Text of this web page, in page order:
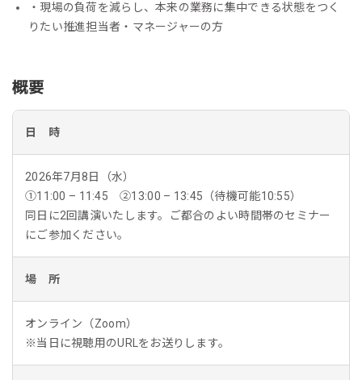
・現場の負荷を減らし、本来の業務に集中できる状態をつく
りたい推進担当者・マネージャーの方
概要
日 時
2026年7月8日（水）
①11:00 – 11:45 ②13:00 – 13:45（待機可能10:55）
同日に2回講演いたします。ご都合のよい時間帯のセミナー
にご参加ください。
場 所
オンライン（Zoom）
※当日に視聴用のURLをお送りします。